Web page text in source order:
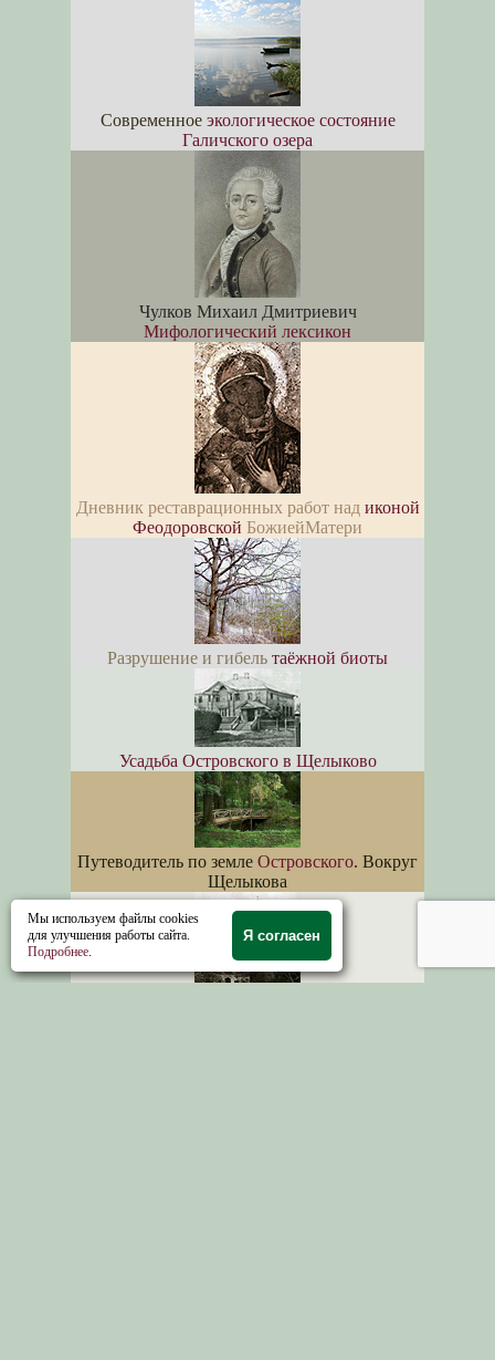
Современное экологическое состояние
Галичского озера
Чулков Михаил Дмитриевич
Мифологический лексикон
Дневник реставрационных работ над иконой
Феодоровской БожиейМатери
Разрушение и гибель таёжной биоты
Усадьба Островского в Щелыково
Путеводитель по земле Островского. Вокруг
Щелыкова
Мы используем файлы cookies
для улучшения работы сайта.
Подробнее.
Я согласен